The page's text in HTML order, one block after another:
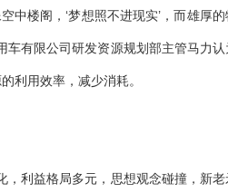
楼阁，‘梦想照不进现实’，而雄厚
有限公司研发资源规划部主管马力
利用效率，减少消耗。
利益格局多元，思想观念碰撞，新老